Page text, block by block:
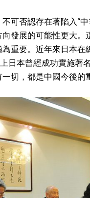
可否認存在著陷入“
發展的可能性更大
重要。近年來日本在
日本曾經成功實施著
切，都是中國今後的